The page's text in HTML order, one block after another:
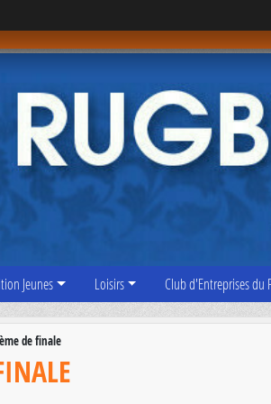
Jeunes Loisirs Club d'Entreprises du
de finale